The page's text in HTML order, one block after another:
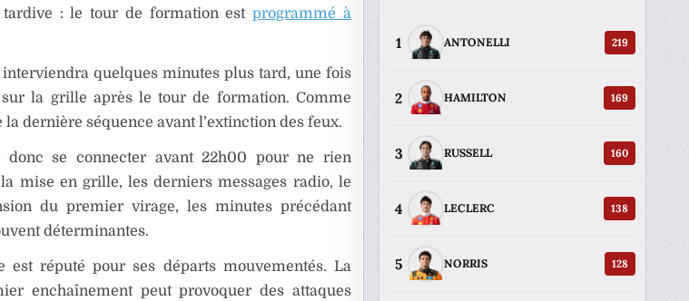
: le tour de formation est programmé à
quelques minutes plus tard, une fois
la grille après le tour de formation. Comme
la dernière séquence avant l’extinction des feux.
donc se connecter avant 22h00 pour ne rien
mise en grille, les derniers messages radio, le
du premier virage, les minutes précédant
déterminantes.
est réputé pour ses départs mouvementés. La
enchaînement peut provoquer des attaques
1 ANTONELLI 219
2 HAMILTON 169
3 RUSSELL 160
4 LECLERC 138
5 NORRIS 128